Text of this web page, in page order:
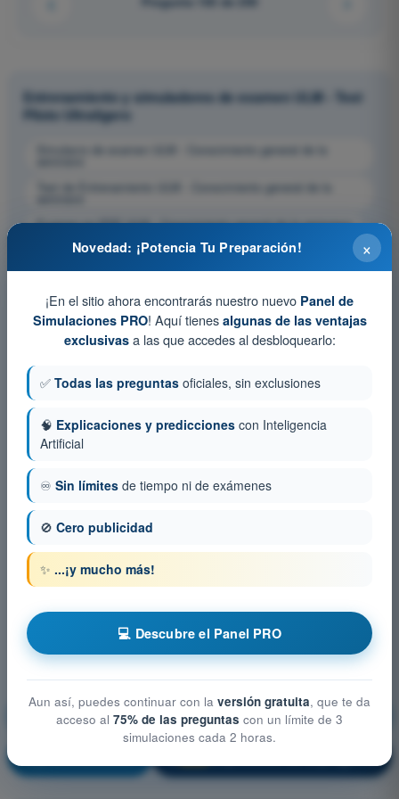
Entrenamiento y simuladores de examen ULM - Test
Piloto Ultraligero
Simulacro de examen ULM - Conocimiento general de la
Test de Entrenamiento ULM - Conocimiento general de la
Examen en PDF ULM - Conocimiento general de la aeronave
Conocimiento general de la aeronave
×
Novedad: ¡Potencia Tu Preparación!
¡En el sitio ahora encontrarás nuestro nuevo Panel de
Simulaciones PRO! Aquí tienes algunas de las ventajas
exclusivasa las que accedes al desbloquearlo:
✅ Todas las preguntas oficiales, sin exclusiones
🧠 Explicaciones y predicciones con Inteligencia
Artificial
♾️ Sin límites de tiempo ni de exámenes
🚫 Cero publicidad
✨ ...¡y mucho más!
💻 Descubre el Panel PRO
Aun así, puedes continuar con la versión gratuita, que te da
acceso al 75% de las preguntas con un límite de 3
simulaciones cada 2 horas.